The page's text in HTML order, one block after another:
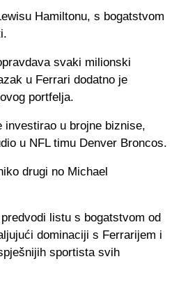
Hamiltonu, s bogatstvom
svaki milionski
u Ferrari dodatno je
portfelja.
investirao u brojne biznise,
u NFL timu Denver Broncos.
drugi no Michael
listu s bogatstvom od
dominaciji s Ferrarijem i
sportista svih